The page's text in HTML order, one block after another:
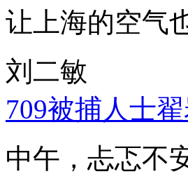
让上海的空气
刘二敏
709被捕人士
中午，忐忑不